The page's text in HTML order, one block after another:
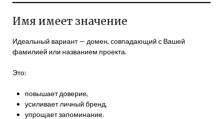
Имя имеет значение
Идеальный вариант — домен, совпадающий с Вашей
фамилией или названием проекта.
Это:
повышает доверие,
усиливает личный бренд,
упрощает запоминание.